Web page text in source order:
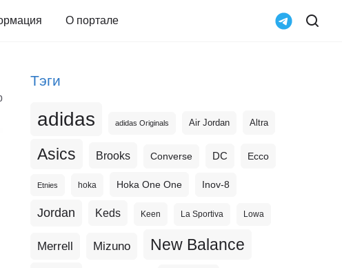
О портале
Тэги
adidas adidas Originals Air Jordan Altra
Asics Brooks Converse DC Ecco
Etnies hoka Hoka One One Inov-8
Jordan Keds Keen La Sportiva Lowa
Merrell Mizuno New Balance